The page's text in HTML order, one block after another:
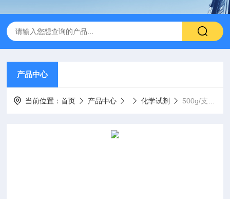
产品中心
当前位置：首页 产品中心 化学试剂 500g/支麦芽糊精试剂,9050-36-6